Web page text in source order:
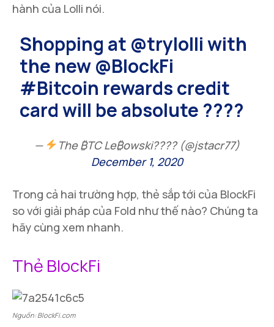
hành của Lolli nói.
Shopping at @trylolliwith
the new@BlockFi
#Bitcoin rewards credit
card will be absolute ????
—
The ₿TC Le₿owski???? (@jstacr77)
December 1, 2020
Trong cả hai trường hợp, thẻ sắp tới của BlockFi
so với giải pháp của Fold như thế nào? Chúng ta
hãy cùng xem nhanh.
Thẻ BlockFi
Nguồn: BlockFi.com